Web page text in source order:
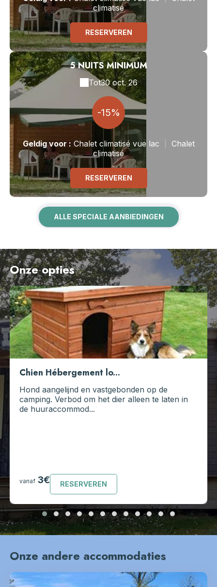
climatisé
RESERVEREN
5 NUITS MINIMUM
Tot30 oct. 26
-15%
Geldigvoor : Chalet climatisé vue lac
Chalet
climatisé
RESERVEREN
ALLE SPECIALE AANBIEDINGEN
Onze opties
Chien Hébergement lo...
Hond aangelijnd en vastgebonden op de
camping. Verbod om het dier alleen te laten in
de huuraccommod...
vanaf 3€ RESERVEREN
Onze andere accommodaties